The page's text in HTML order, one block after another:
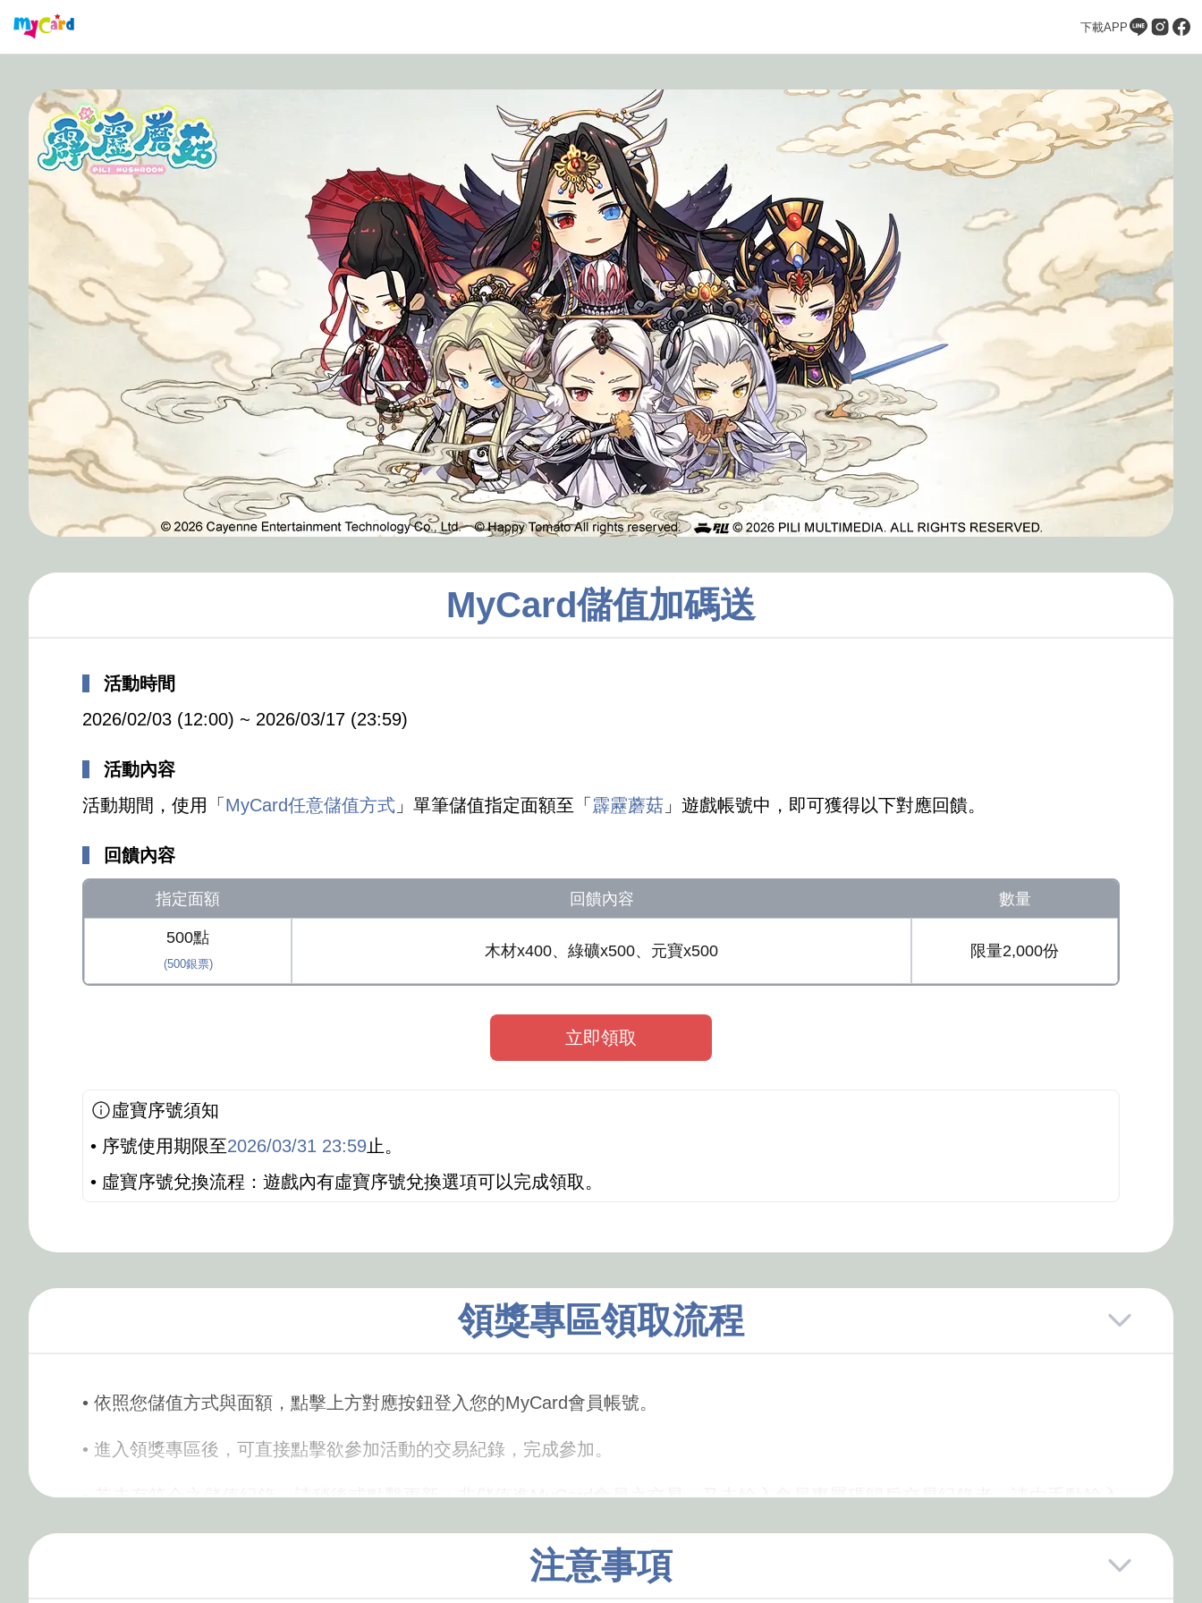
下載APP
MyCard儲值加碼送
活動時間
2026/02/03 (12:00) ~ 2026/03/17 (23:59)
活動內容
活動期間，使用「 MyCard任意儲值方式 」單筆儲值指定面額至「 霹靂蘑菇 」遊戲帳號中，即可獲得以下對應回饋。
回饋內容
指定面額 回饋內容 數量
500點
(500銀票)
木材x400、綠礦x500、元寶x500 限量2,000份
立即領取
虛寶序號須知
• 序號使用期限至2026/03/31 23:59止。
• 虛寶序號兌換流程：遊戲內有虛寶序號兌換選項可以完成領取。
領獎專區領取流程
• 依照您儲值方式與面額，點擊上方對應按鈕登入您的MyCard會員帳號。
• 進入領獎專區後，可直接點擊欲參加活動的交易紀錄，完成參加。
• 若未有符合之儲值紀錄，請稍後或點擊更新；非儲值進MyCard會員之交易，又未輸入會員專屬碼歸戶交易紀錄者，請由手動輸入
• 請妥善保存可參與活動之卡號與密碼；若不慎遺失，視同放棄此活動參加機會，MyCard客服中心恕不提供查詢卡號密碼服務。
注意事項